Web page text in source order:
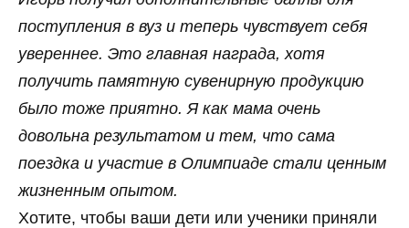
поступления в вуз и теперь чувствует себя
увереннее. Это главная награда, хотя
получить памятную сувенирную продукцию
было тоже приятно. Я как мама очень
довольна результатом и тем, что сама
поездка и участие в Олимпиаде стали ценным
жизненным опытом.
Хотите, чтобы ваши дети или ученики приняли